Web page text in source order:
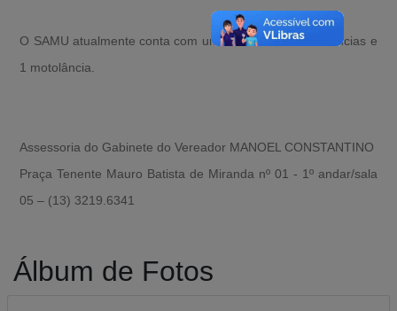
O SAMU atualmente conta com uma frota de 15 ambulâncias e
1 motolância.
Assessoria do Gabinete do Vereador MANOEL CONSTANTINO
Praça Tenente Mauro Batista de Miranda nº 01 - 1º andar/sala
05 – (13) 3219.6341
Álbum de Fotos